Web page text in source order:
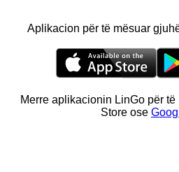
Aplikacion për të mësuar
Merre aplikacionin LinGo për
Store ose